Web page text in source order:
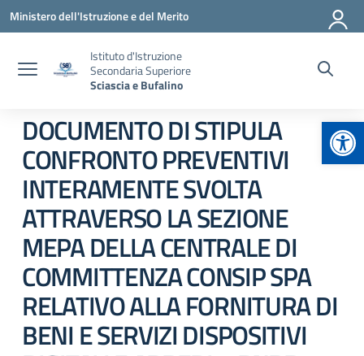
Vai ai contenuti
Vai al menu di navigazione
Vai al footer
Ministero dell'Istruzione e del Merito
Istituto d'Istruzione
Secondaria Superiore
Sciascia e Bufalino
DOCUMENTO DI STIPULA
CONFRONTO PREVENTIVI
INTERAMENTE SVOLTA
ATTRAVERSO LA SEZIONE
MEPA DELLA CENTRALE DI
COMMITTENZA CONSIP SPA
RELATIVO ALLA FORNITURA DI
BENI E SERVIZI DISPOSITIVI